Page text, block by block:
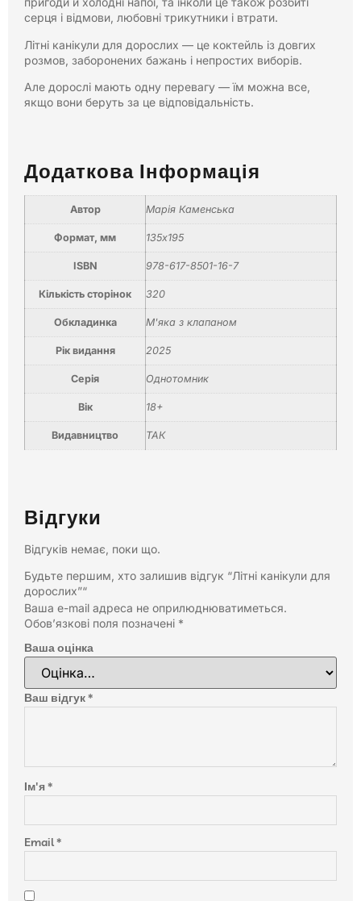
серця і відмови, любовні трикутники і втрати.
Літні канікули для дорослих — це коктейль із довгих
розмов, заборонених бажань і непростих виборів.
Але дорослі мають одну перевагу — їм можна все,
якщо вони беруть за це відповідальність.
Додаткова Інформація
Автор Марія Каменська
Формат, мм 135х195
ISBN 978-617-8501-16-7
Кількість сторінок 320
Обкладинка М'яка з клапаном
Рік видання 2025
Серія Однотомник
Вік 18+
Видавництво ТАК
Відгуки
Відгуків немає, поки що.
Будьте першим, хто залишив відгук “Літні канікули для
дорослих”“
Ваша e-mail адреса не оприлюднюватиметься.
Обов’язкові поля позначені *
Ваша оцінка
Ваш відгук*
Ім'я*
Email*